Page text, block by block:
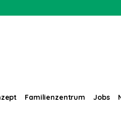
Familienzentrum Jobs